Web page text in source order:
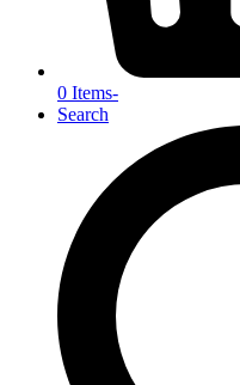
0 Items-
Search